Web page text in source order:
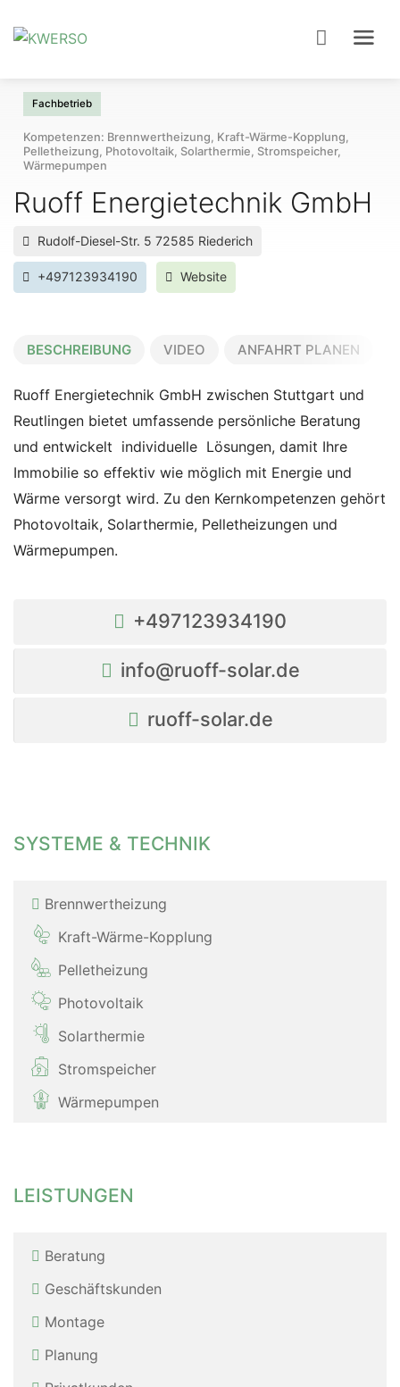
Fachbetrieb
Kompetenzen: Brennwertheizung, Kraft-Wärme-Kopplung,
Pelletheizung, Photovoltaik, Solarthermie, Stromspeicher,
Ruoff Energietechnik
Rudolf-Diesel-Str. 5 72585 Riederich
BESCHREIBUNG VIDEO ANFAHRT PLANEN
Ruoff Energietechnik GmbH zwischen Stuttgart und
Reutlingen bietet umfassende persönliche Beratung
und entwickelt individuelle Lösungen, damit Ihre
Immobilie so effektiv wie möglich mit Energie und
Wärme versorgt wird. Zu den Kernkompetenzen gehört
Photovoltaik, Solarthermie, Pelletheizungen und
Wärmepumpen.
+497123934190
info@ruoff-solar.de
ruoff-solar.de
SYSTEME & TECHNIK
Brennwertheizung
Kraft-Wärme-Kopplung
Pelletheizung
Photovoltaik
Solarthermie
Stromspeicher
Wärmepumpen
LEISTUNGEN
Beratung
Geschäftskunden
Montage
Planung